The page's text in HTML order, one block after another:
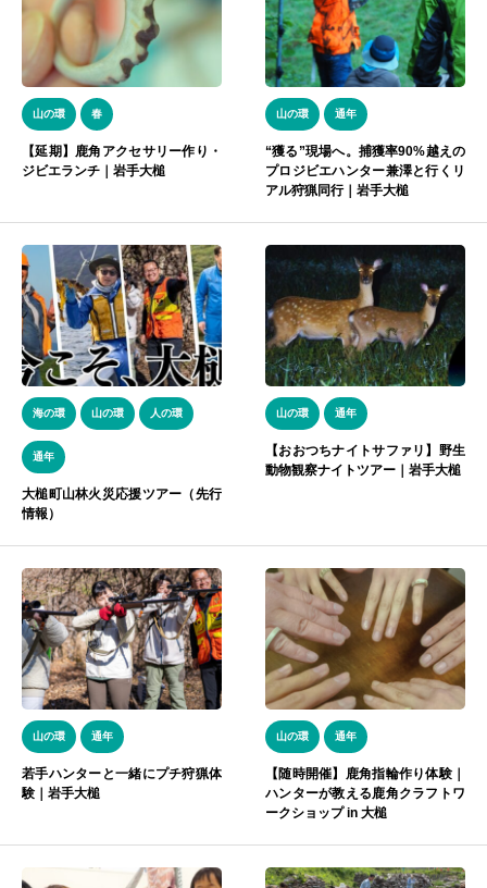
山の環 春
【延期】鹿角アクセサリー作り・
ジビエランチ｜岩手大槌
山の環 通年
“獲る”現場へ。捕獲率90%越えの
プロジビエハンター兼澤と行くリ
アル狩猟同行｜岩手大槌
海の環 山の環 人の環
通年
大槌町山林火災応援ツアー（先行
情報）
山の環 通年
【おおつちナイトサファリ】野生
動物観察ナイトツアー｜岩手大槌
山の環 通年
若手ハンターと一緒にプチ狩猟体
験｜岩手大槌
山の環 通年
【随時開催】鹿角指輪作り体験｜
ハンターが教える鹿角クラフトワ
ークショップ in 大槌